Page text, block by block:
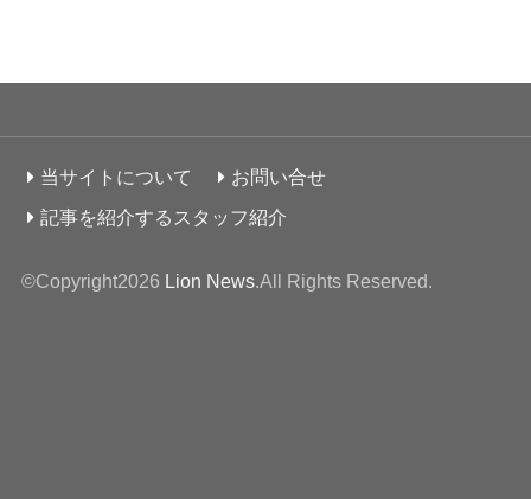
当サイトについて
お問い合せ
記事を紹介するスタッフ紹介
©Copyright2026 Lion News.All Rights Reserved.